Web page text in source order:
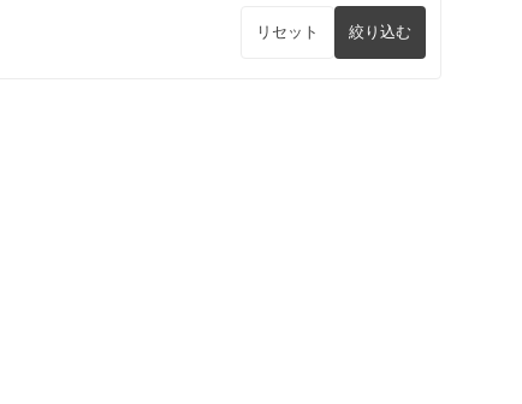
リセット 絞り込む